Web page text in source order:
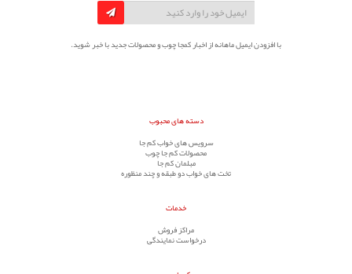
با افزودن ایمیل ماهانه از اخبار کمجا چوب و محصولات جدید با خبر شوید.
دسته های محبوب
سرویس های خواب کم جا
محصولات کم جا چوب
مبلمان کم جا
تخت های خواب دو طبقه و چند منظوره
خدمات
مراکز فروش
درخواست نمایندگی